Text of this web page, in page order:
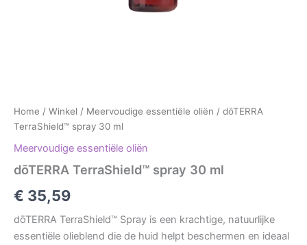
Home / Winkel / Meervoudige essentiële oliën / dōTERRA
TerraShield™ spray 30 ml
Meervoudige essentiële oliën
dōTERRA TerraShield™ spray 30 ml
€ 35,59
dōTERRA TerraShield™ Spray is een krachtige, natuurlijke
essentiële olieblend die de huid helpt beschermen en ideaal